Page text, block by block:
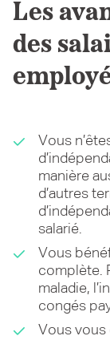
Les
des
Vous
manière
d’autres
salarié.
Vous
complète.
maladie,
congés
Vous vous